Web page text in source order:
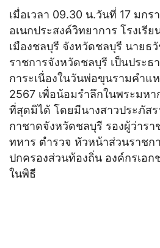
เมื่อเวลา 09.30 น.วันที่ 17 มก
อเนกประสงค์วิทยาการ โรงเรี
เมืองชลบุรี จังหวัดชลบุรี นายธ
ราชการจังหวัดชลบุรี เป็นประธ
การะเนื่องในวันพ่อขุนรามคำแ
2567 เพื่อน้อมรำลึกในพระมห
ที่สุดมิได้ โดยมีนางสาวประภัสร
กาชาดจังหวัดชลบุรี รองผู้ว่าร
ทหาร ตำรวจ หัวหน้าส่วนราชก
ปกครองส่วนท้องถิ่น องค์กรเอ
ในพิธี